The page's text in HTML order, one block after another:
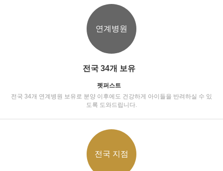
연계병원
전국 34개 보유
펫퍼스트
전국 34개 연계병원 보유로 분양 이후에도 건강하게 아이들을 반려하실 수 있
도록 도와드립니다.
전국 지점